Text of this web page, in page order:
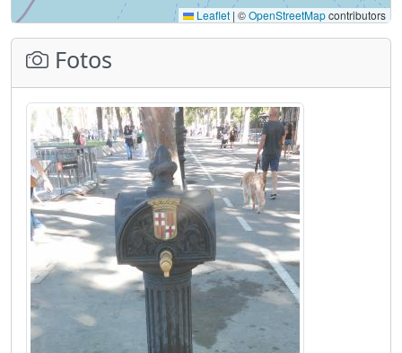
Leaflet | ©OpenStreetMapcontributors
Fotos